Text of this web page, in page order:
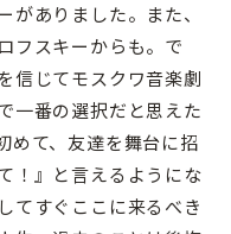
がありました。また、
フスキーからも。で
信じてモスクワ音楽劇
一番の選択だと思えた
めて、友達を舞台に招
！』と言えるようにな
てすぐここに来るべき